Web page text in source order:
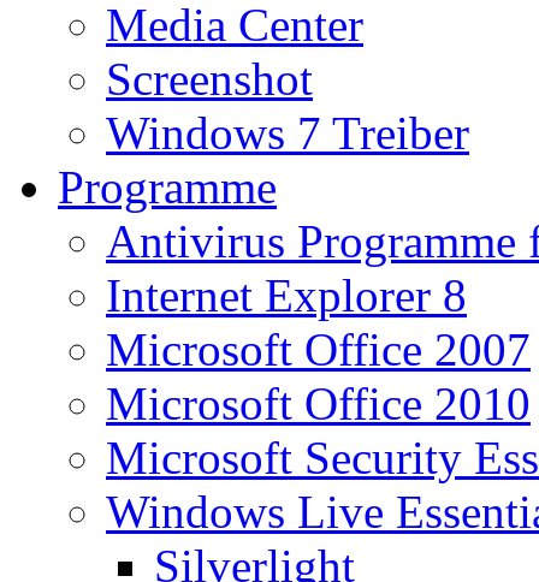
Media Center
Screenshot
Windows 7 Treiber
Programme
Antivirus Programme
Internet Explorer 8
Microsoft Office 2007
Microsoft Office 2010
Microsoft Security
Windows Live
Silverlight